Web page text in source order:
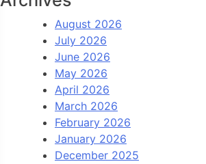
August 2026
July 2026
June 2026
May 2026
April 2026
March 2026
February 2026
January 2026
December 2025